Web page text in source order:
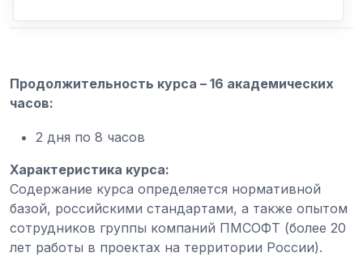
Продолжительность курса – 16 академических
часов:
2 дня по 8 часов
Характеристика курса:
Содержание курса определяется нормативной
базой, российскими стандартами, а также опытом
сотрудников группы компаний ПМСОФТ (более 20
лет работы в проектах на территории России).